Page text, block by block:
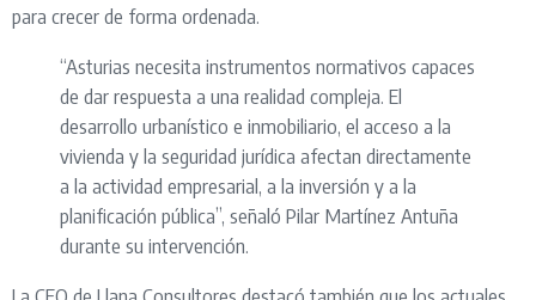
para crecer de forma ordenada.
“Asturias necesita instrumentos normativos capaces
de dar respuesta a una realidad compleja. El
desarrollo urbanístico e inmobiliario, el acceso a la
vivienda y la seguridad jurídica afectan directamente
a la actividad empresarial, a la inversión y a la
planificación pública”, señaló Pilar Martínez Antuña
durante su intervención.
La CEO de Llana Consultores destacó también que los actuales